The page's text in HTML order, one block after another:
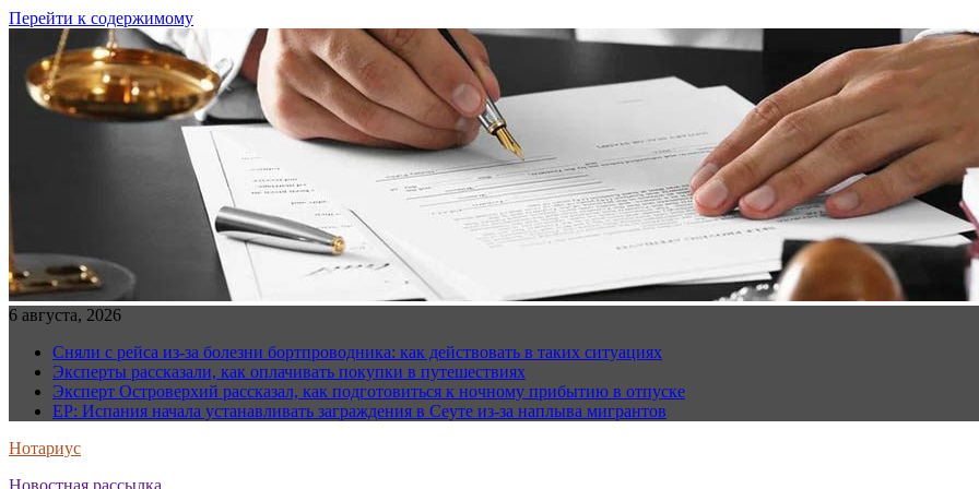
Перейти к содержимому
6 августа, 2026
Сняли с рейса из-за болезни бортпроводника: как действовать в таких ситуациях
Эксперты рассказали, как оплачивать покупки в путешествиях
Эксперт Островерхий рассказал, как подготовиться к ночному прибытию в отпуске
EP: Испания начала устанавливать заграждения в Сеуте из-за наплыва мигрантов
Нотариус
Новостная рассылка